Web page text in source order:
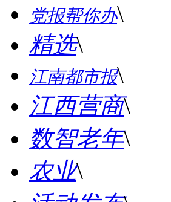
党报帮你办\
精选\
江南都市报\
江西营商\
数智老年\
农业\